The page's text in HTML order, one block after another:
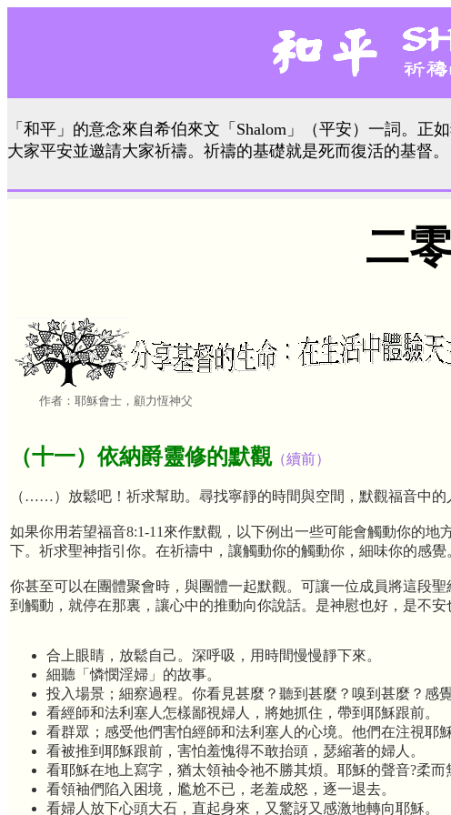
「和平」的意念來自希伯來文「Shalom」（平安）一詞。正
大家平安並邀請大家祈禱。祈禱的基礎就是死而復活的基督。
二
作者：耶穌會士，顧力恆神父
（十一）依納爵靈修的默觀（續前）
（……）放鬆吧！祈求幫助。尋找寧靜的時間與空間，默觀福音中
如果你用若望福音8:1-11來作默觀，以下例出一些可能會觸動你的
下。祈求聖神指引你。在祈禱中，讓觸動你的觸動你，細味你的感覺
你甚至可以在團體聚會時，與團體一起默觀。可讓一位成員將這段
到觸動，就停在那裏，讓心中的推動向你說話。是神慰也好，是不
合上眼睛，放鬆自己。深呼吸，用時間慢慢靜下來。
細聽「憐憫淫婦」的故事。
投入場景；細察過程。你看見甚麼？聽到甚麼？嗅到甚麼？感
看經師和法利塞人怎樣鄙視婦人，將她抓住，帶到耶穌跟前。
看群眾；感受他們害怕經師和法利塞人的心境。他們在注視耶穌
看被推到耶穌跟前，害怕羞愧得不敢抬頭，瑟縮著的婦人。
看耶穌在地上寫字，猶太領袖令祂不勝其煩。耶穌的聲音?柔而
看領袖們陷入困境，尷尬不已，老羞成怒，逐一退去。
看婦人放下心頭大石，直起身來，又驚訝又感激地轉向耶穌。